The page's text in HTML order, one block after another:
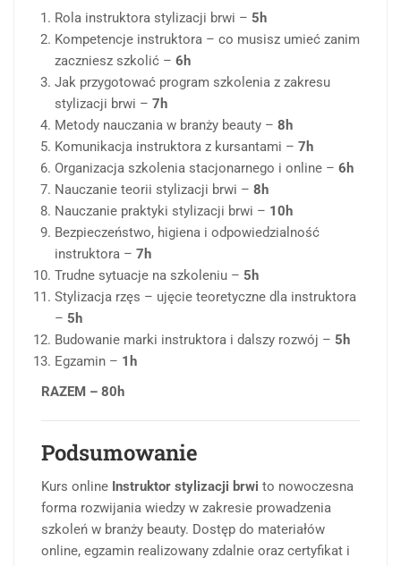
Rola instruktora stylizacji brwi – 5h
Kompetencje instruktora – co musisz umieć zanim
zaczniesz szkolić – 6h
Jak przygotować program szkolenia z zakresu
stylizacji brwi – 7h
Metody nauczania w branży beauty – 8h
Komunikacja instruktora z kursantami – 7h
Organizacja szkolenia stacjonarnego i online – 6h
Nauczanie teorii stylizacji brwi – 8h
Nauczanie praktyki stylizacji brwi – 10h
Bezpieczeństwo, higiena i odpowiedzialność
instruktora – 7h
Trudne sytuacje na szkoleniu – 5h
Stylizacja rzęs – ujęcie teoretyczne dla instruktora
– 5h
Budowanie marki instruktora i dalszy rozwój – 5h
Egzamin – 1h
RAZEM – 80h
Podsumowanie
Kurs online Instruktor stylizacji brwi to nowoczesna
forma rozwijania wiedzy w zakresie prowadzenia
szkoleń w branży beauty. Dostęp do materiałów
online, egzamin realizowany zdalnie oraz certyfikat i